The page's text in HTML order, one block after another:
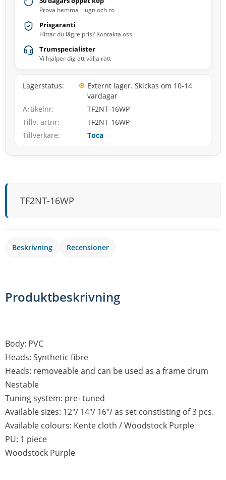
Prova hemma i lugn och ro
Prisgaranti
Hittar du lägre pris? Kontakta oss
Trumspecialister
Vi hjälper dig att välja rätt
Lagerstatus
Externt lager. Skickas om 10-14
vardagar
Artikelnr
TF2NT-16WP
Tillv. artnr
TF2NT-16WP
Tillverkare
Toca
TF2NT-16WP
Beskrivning Recensioner
Produktbeskrivning
Body: PVC
Heads: Synthetic fibre
Heads: removeable and can be used as a frame drum
Nestable
Tuning system: pre- tuned
Available sizes: 12"/ 14"/ 16"/ as set constisting of 3 pcs.
Available colours: Kente cloth / Woodstock Purple
PU: 1 piece
Woodstock Purple